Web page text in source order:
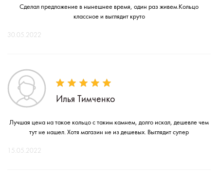
Сделал предложение в нынешнее время, один раз живем.Кольцо
классное и выглядит круто
30.05.2022
Илья Тимченко
Лучшая цена на такое кольцо с таким камнем, долго искал, дешевле чем
тут не нашел. Хотя магазин не из дешевых. Выглядит супер
15.05.2022